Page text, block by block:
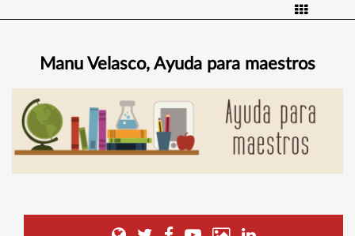
Manu Velasco, Ayuda para maestros